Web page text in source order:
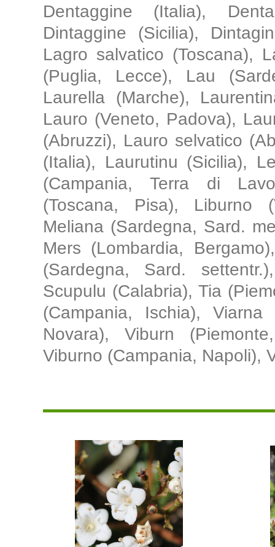
Dentaggine (Italia),
Dintaggine (Sicilia),
Lagro salvatico (Toscana),
(Puglia, Lecce), Lau
Laurella (Marche),
Lauro (Veneto, Padova),
(Abruzzi), Lauro selvatico
(Italia), Laurutinu (Sicilia),
(Campania, Terra di
(Toscana, Pisa), Liburno
Meliana (Sardegna, Sard.
Mers (Lombardia,
(Sardegna, Sard.
Scupulu (Calabria), Tia
(Campania, Ischia),
Novara), Viburn
Viburno (Campania, Napoli),